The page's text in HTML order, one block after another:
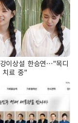
이상설 한승연…"목디
치료 중"